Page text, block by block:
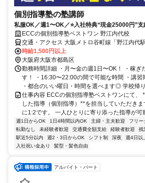
個別指導塾の塾講師
私服OK／週1〜OK／⭐️入社特典“現金25000円”支
ECCの個別指導塾ベストワン 野江内代校
交通・アクセス 大阪メトロ谷町線「野江内代
時給1,500円以上
大阪府大阪市都島区
勤務時間詳細 ・月〜金の週1日〜OK！ ・稼ぎ
す！ ・16:30〜22:00の間で可能な時間 ・講
・都合のいい曜日・時間を選べます◎ 学校帰
仕事内容 ECCの個別指導塾ベストワンにて、
した指導（個別指導）**を担当していただき
に1:2です。 一人ひとりに寄り添った指導が可
週1日からOK 1日4時間以内OK 主婦・主夫歓迎 フリー
転勤なし
未経験者歓迎 交通費全額支給 経験者歓迎 残
駅近5分以内
週2・3日からOK シフト制 深夜 週4日以
入社祝い金あり
髪型・髪色自由
アルバイト・パート